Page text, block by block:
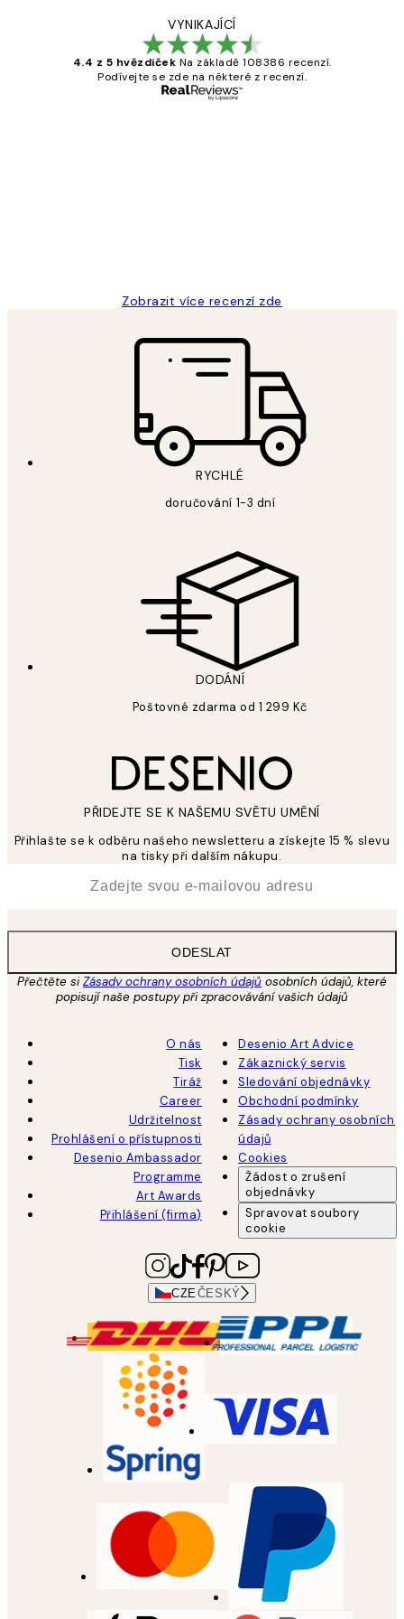
VYNIKAJÍCÍ
4.4 z 5 hvězdiček Na základě 108386 recenzí.
Podívejte se zde na některé z recenzí.
Zobrazit více recenzí zde
RYCHLÉ
doručování 1-3 dní
DODÁNÍ
Poštovné zdarma od 1 299 Kč
PŘIDEJTE SE K NAŠEMU SVĚTU UMĚNÍ
Přihlašte se k odběru našeho newsletteru a získejte 15 % slevu
na tisky při dalším nákupu.
ODESLAT
Přečtěte siZásady ochrany osobních údajů osobních údajů, které
popisují naše postupy při zpracovávání vašich údajů
O nás
Tisk
Tiráž
Career
Udržitelnost
Prohlášení o přístupnosti
Desenio Ambassador
Programme
Art Awards
Přihlášení (firma)
Desenio Art Advice
Zákaznický servis
Sledování objednávky
Obchodní podmínky
Zásady ochrany osobních
údajů
Cookies
Žádost o zrušení
objednávky
Spravovat soubory
cookie
CZE ČESKÝ